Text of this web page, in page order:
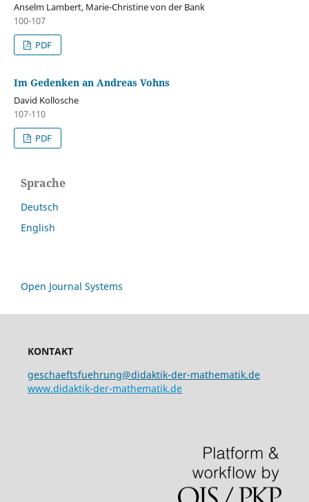
Anselm Lambert, Marie-Christine von der Bank
100-107
PDF
Im Gedenken an Andreas Vohns
David Kollosche
107-110
PDF
Sprache
Deutsch
English
Open Journal Systems
KONTAKT
geschaeftsfuehrung@didaktik-der-mathematik.de
www.didaktik-der-mathematik.de